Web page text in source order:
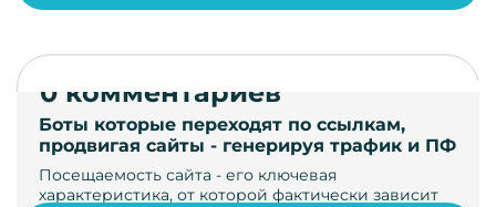
Боты которые переходят по ссылкам,
продвигая сайты - генерируя трафик и ПФ
Посещаемость сайта - его ключевая
характеристика, от которой фактически зависит
0 комментариев